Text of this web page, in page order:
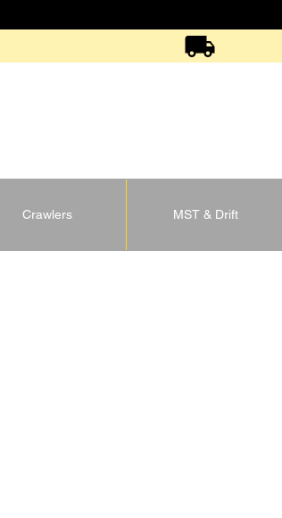
Crawlers MST & Drift